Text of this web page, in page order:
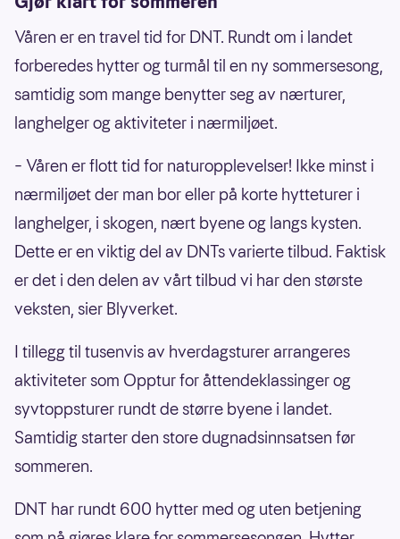
Våren er en travel tid for DNT. Rundt om i landet
forberedes hytter og turmål til en ny sommersesong,
samtidig som mange benytter seg av nærturer,
langhelger og aktiviteter i nærmiljøet.
– Våren er flott tid for naturopplevelser! Ikke minst i
nærmiljøet der man bor eller på korte hytteturer i
langhelger, i skogen, nært byene og langs kysten.
Dette er en viktig del av DNTs varierte tilbud. Faktisk
er det i den delen av vårt tilbud vi har den største
veksten, sier Blyverket.
I tillegg til tusenvis av hverdagsturer arrangeres
aktiviteter som Opptur for åttendeklassinger og
syvtoppsturer rundt de større byene i landet.
Samtidig starter den store dugnadsinnsatsen før
sommeren.
DNT har rundt 600 hytter med og uten betjening